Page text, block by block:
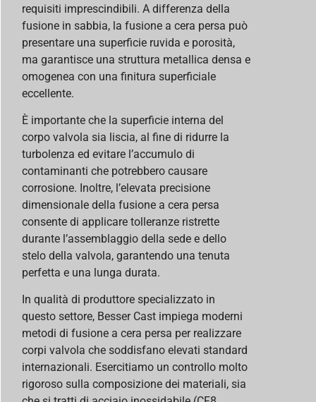
requisiti imprescindibili. A differenza della
fusione in sabbia, la fusione a cera persa può
presentare una superficie ruvida e porosità,
ma garantisce una struttura metallica densa e
omogenea con una finitura superficiale
eccellente.
È importante che la superficie interna del
corpo valvola sia liscia, al fine di ridurre la
turbolenza ed evitare l’accumulo di
contaminanti che potrebbero causare
corrosione. Inoltre, l’elevata precisione
dimensionale della fusione a cera persa
consente di applicare tolleranze ristrette
durante l’assemblaggio della sede e dello
stelo della valvola, garantendo una tenuta
perfetta e una lunga durata.
In qualità di produttore specializzato in
questo settore, Besser Cast impiega moderni
metodi di fusione a cera persa per realizzare
corpi valvola che soddisfano elevati standard
internazionali. Esercitiamo un controllo molto
rigoroso sulla composizione dei materiali, sia